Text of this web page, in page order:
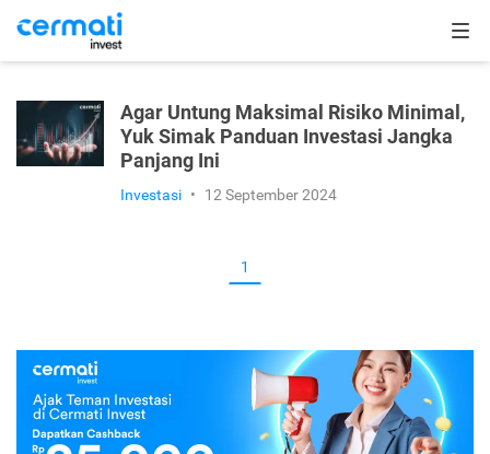
Agar Untung Maksimal Risiko Minimal,
Yuk Simak Panduan Investasi Jangka
Panjang Ini
Investasi • 12 September 2024
1